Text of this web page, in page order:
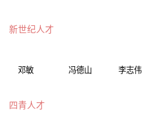
新世纪人才
邓敏 冯德山 李志伟
四青人才